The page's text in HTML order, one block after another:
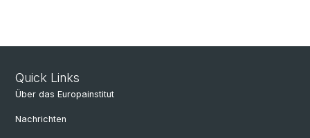
Quick Links
Über das Europainstitut
Nachrichten